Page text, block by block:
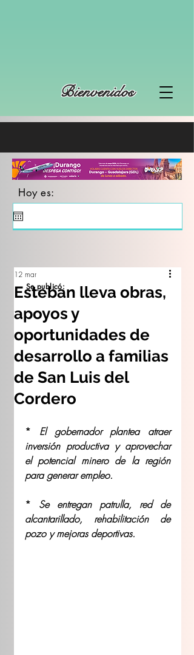
Bienvenidos
Hoy es:
Esteban lleva obras,
apoyos y
oportunidades de
desarrollo a familias
de San Luis del
Cordero
12 mar
* El gobernador plantea atraer
inversión productiva y aprovechar
el potencial minero de la región
para generar empleo.
* Se entregan patrulla, red de
alcantarillado, rehabilitación de
pozo y mejoras deportivas.
Se publicó: